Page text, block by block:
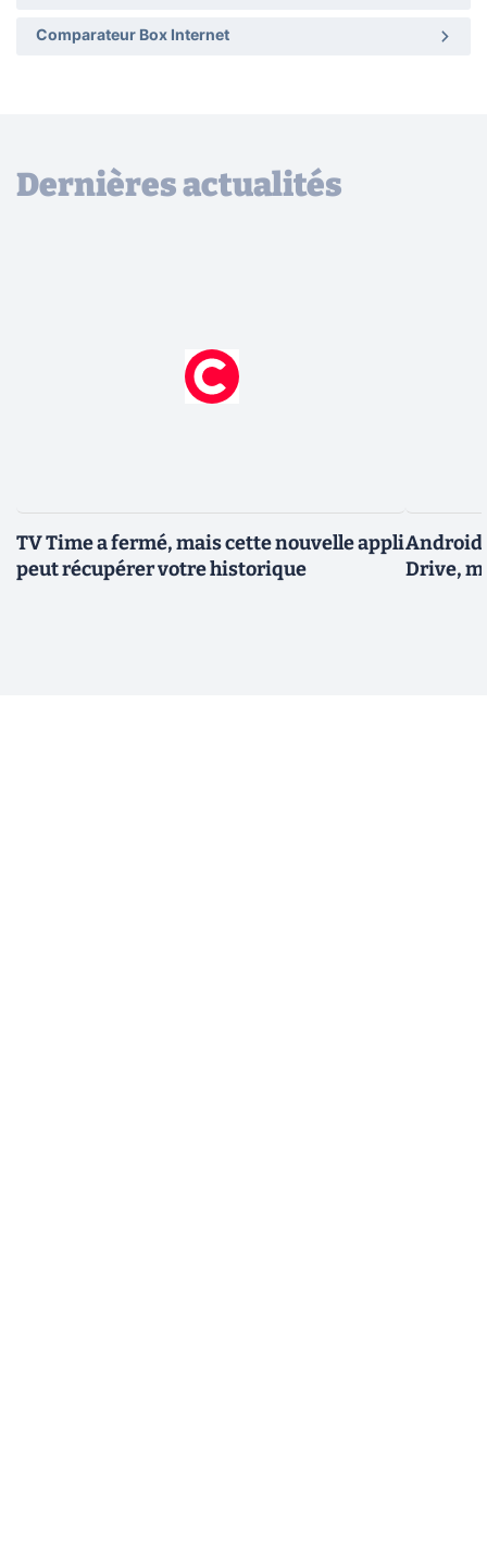
Comparateur Box Internet
Dernières actualités
TV Time a fermé, mais cette nouvelle appli
peut récupérer votre historique
Android
Drive,